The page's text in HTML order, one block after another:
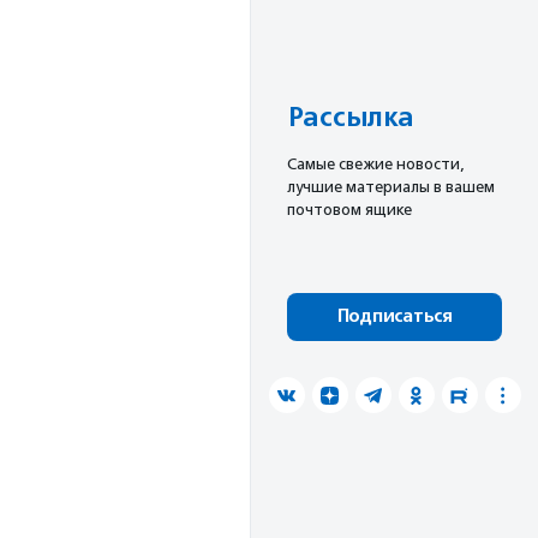
Рассылка
Cамые свежие новости,
лучшие материалы в вашем
почтовом ящике
Подписаться